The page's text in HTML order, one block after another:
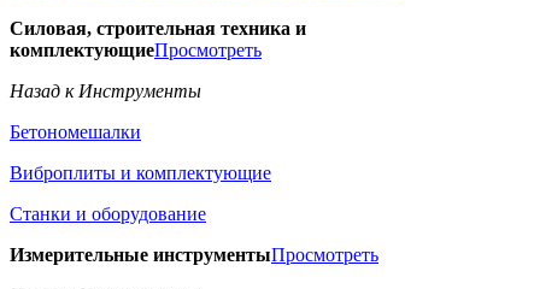
Силовая, строительная техника и
комплектующиеПросмотреть
Назад к Инструменты
Бетономешалки
Виброплиты и комплектующие
Станки и оборудование
Измерительные инструментыПросмотреть